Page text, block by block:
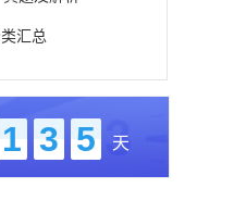
汇总
真题及详细解析
1 3 5 天